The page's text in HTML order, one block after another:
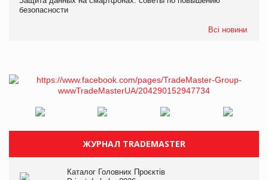
безопасности
Всі новини
ЖУРНАЛ TRADEMASTER
Каталог Головних Проєктів